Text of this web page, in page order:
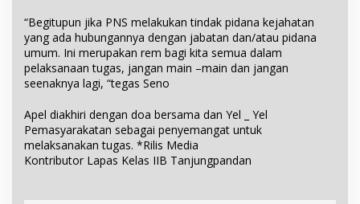
“Begitupun jika PNS melakukan tindak pidana kejahatan
yang ada hubungannya dengan jabatan dan/atau pidana
umum. Ini merupakan rem bagi kita semua dalam
pelaksanaan tugas, jangan main –main dan jangan
seenaknya lagi, “tegas Seno
Apel diakhiri dengan doa bersama dan Yel _ Yel
Pemasyarakatan sebagai penyemangat untuk
melaksanakan tugas. *Rilis Media
Kontributor Lapas Kelas IIB Tanjungpandan